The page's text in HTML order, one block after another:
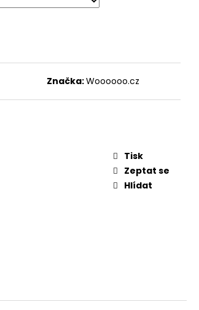
Značka:Woooooo.cz
Tisk
Zeptat se
Hlídat